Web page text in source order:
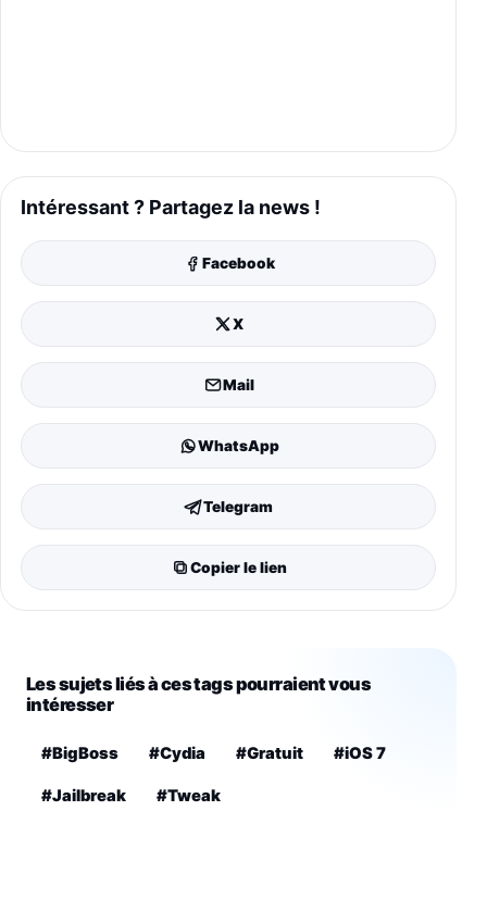
Intéressant ? Partagez la news !
Facebook
X
Mail
WhatsApp
Telegram
Copier le lien
Les sujets liés à ces tags pourraient vous
intéresser
#BigBoss #Cydia #Gratuit #iOS 7
#Jailbreak #Tweak